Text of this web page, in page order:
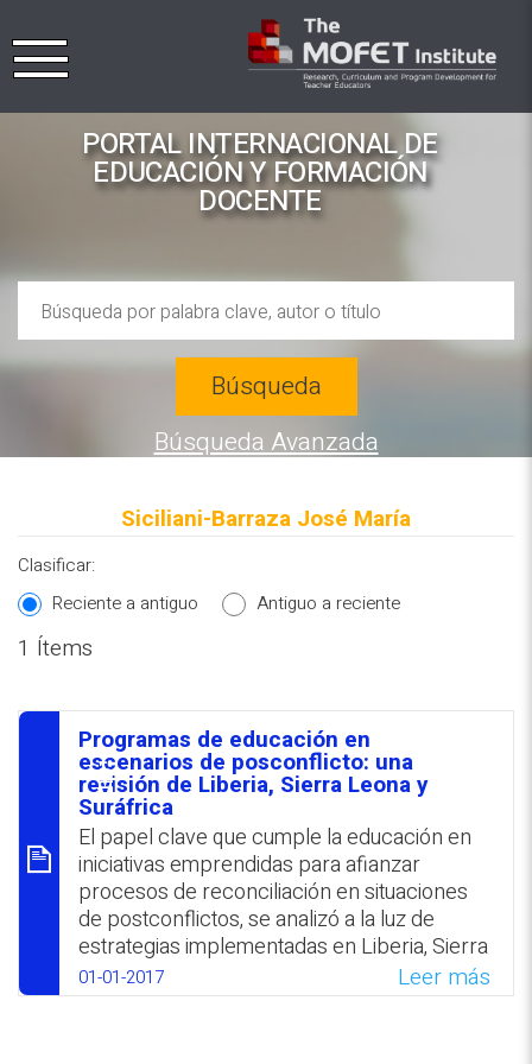
PORTAL INTERNACIONAL DE
EDUCACIÓN Y FORMACIÓN
DOCENTE
REPOSITORIO EN LÍNEA DE
CONTENIDOS ACADÉMICOS SOBRE
EDUCACIÓN Y FORMACIÓN DEL
PROFESORADO
Búsqueda
Búsqueda Avanzada
Siciliani-Barraza José María
Clasificar:
Reciente a antiguo
Antiguo a reciente
1 Ítems
סיכום
Programas de educación en
escenarios de posconflicto: una
revisión de Liberia, Sierra Leona y
Suráfrica
El papel clave que cumple la educación en
iniciativas emprendidas para afianzar
procesos de reconciliación en situaciones
de postconflictos, se analizó a la luz de
estrategias implementadas en Liberia, Sierra
Leona y Sudáfrica. Como común
denominador de las diversas propuestas
01-01-2017 Leer más